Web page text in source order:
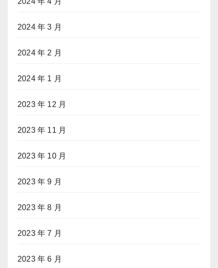
2024 年 3 月
2024 年 2 月
2024 年 1 月
2023 年 12 月
2023 年 11 月
2023 年 10 月
2023 年 9 月
2023 年 8 月
2023 年 7 月
2023 年 6 月